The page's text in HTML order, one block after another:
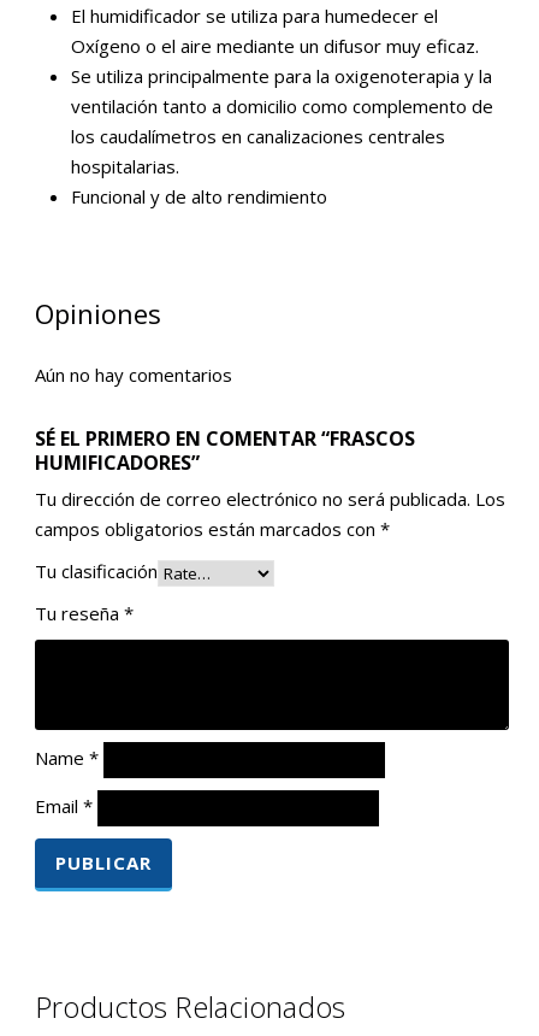
El humidificador se utiliza para humedecer el
Oxígeno o el aire mediante un difusor muy eficaz.
Se utiliza principalmente para la oxigenoterapia y la
ventilación tanto a domicilio como complemento de
los caudalímetros en canalizaciones centrales
hospitalarias.
Funcional y de alto rendimiento
Opiniones
Aún no hay comentarios
SÉ EL PRIMERO EN COMENTAR “FRASCOS
HUMIFICADORES”
Tu dirección de correo electrónico no será publicada. Los
campos obligatorios están marcados con *
Tu clasificación
Tu reseña *
Name *
Email *
Productos Relacionados